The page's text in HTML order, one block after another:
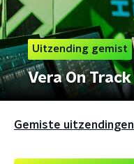
Uitzending gemist
Vera On Track
Gemiste uitzendingen